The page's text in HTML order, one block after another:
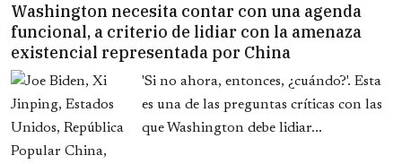
Washington necesita contar con una agenda
funcional, a criterio de lidiar con la amenaza
existencial representada por China
'Si no ahora, entonces, ¿cuándo?'. Esta
es una de las preguntas críticas con las
que Washington debe lidiar...